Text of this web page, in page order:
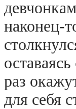
наконец-
раз
для себя